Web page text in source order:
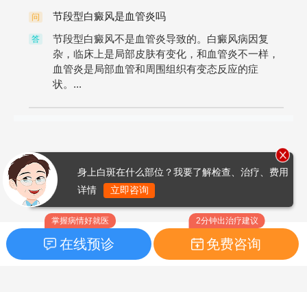
问 节段型白癜风是血管炎吗
答
节段型白癜风不是血管炎导致的。白癜风病因复
杂，临床上是局部皮肤有变化，和血管炎不一样，
血管炎是局部血管和周围组织有变态反应的症
状。...
掌握病情好就医
在线预诊
2分钟出治疗建议
免费咨询
身上白斑在什么部位？我要了解检查、治疗、费用
详情
立即咨询